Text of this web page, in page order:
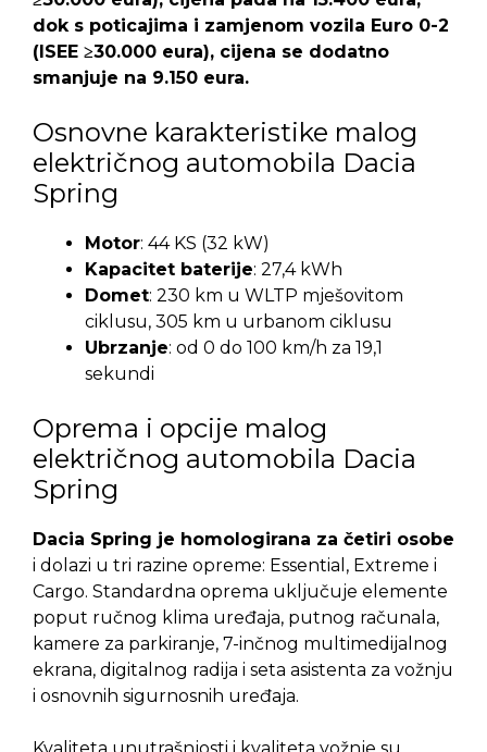
dok s poticajima i zamjenom vozila Euro 0-2
(ISEE ≥30.000 eura), cijena se dodatno
smanjuje na 9.150 eura.
Osnovne karakteristike malog
električnog automobila Dacia
Spring
Motor: 44 KS (32 kW)
Kapacitet baterije: 27,4 kWh
Domet: 230 km u WLTP mješovitom
ciklusu, 305 km u urbanom ciklusu
Ubrzanje: od 0 do 100 km/h za 19,1
sekundi
Oprema i opcije malog
električnog automobila Dacia
Spring
Dacia Spring je homologirana za četiri osobe
i dolazi u tri razine opreme: Essential, Extreme i
Cargo. Standardna oprema uključuje elemente
poput ručnog klima uređaja, putnog računala,
kamere za parkiranje, 7-inčnog multimedijalnog
ekrana, digitalnog radija i seta asistenta za vožnju
i osnovnih sigurnosnih uređaja.